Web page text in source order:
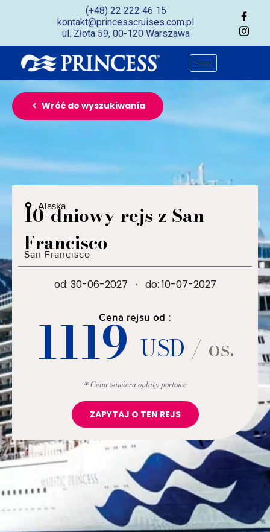
(+48) 22 222 46 15
kontakt@princesscruises.com.pl
ul. Złota 59, 00-120 Warszawa
Wróć do wyszukiwania
Alaska
10-dniowy rejs z San
Francisco
San Francisco
od: 30-06-2027 · do: 10-07-2027
Cena rejsu od :
1119USD / os.
* Cena zawiera opłaty portowe
ZAPYTAJ O TEN REJS